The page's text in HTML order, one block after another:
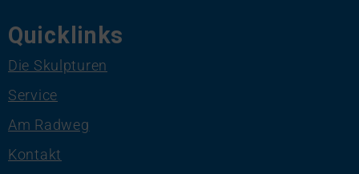
Quicklinks
Die Skulpturen
Service
Am Radweg
Kontakt